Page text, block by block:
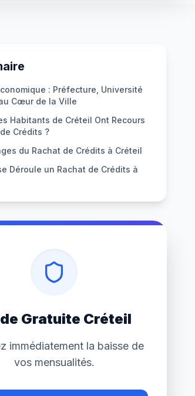
: Préfecture, Université
Cœur de la Ville
Habitants de Créteil Ont Recours
Crédits ?
du Rachat de Crédits à Créteil
Déroule un Rachat de Crédits à
Gratuite Créteil
immédiatement la baisse de
vos mensualités.